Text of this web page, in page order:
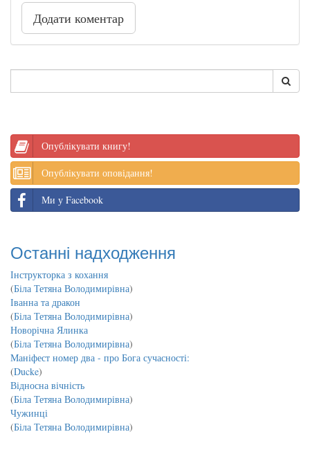
Додати коментар
Опублікувати книгу!
Опублікувати оповідання!
Ми у Facebook
Останні надходження
Інструкторка з кохання
(Біла Тетяна Володимирівна)
Іванна та дракон
(Біла Тетяна Володимирівна)
Новорічна Ялинка
(Біла Тетяна Володимирівна)
Маніфест номер два - про Бога сучасності:
(Ducke)
Відносна вічність
(Біла Тетяна Володимирівна)
Чужинці
(Біла Тетяна Володимирівна)